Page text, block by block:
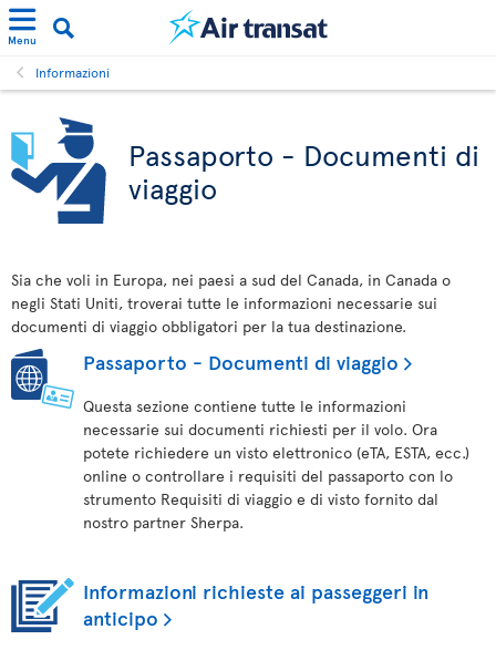
Menu
Informazioni
Passaporto - Documenti di
viaggio
Sia che voli in Europa, nei paesi a sud del Canada, in Canada o
negli Stati Uniti, troverai tutte le informazioni necessarie sui
documenti di viaggio obbligatori per la tua destinazione.
Passaporto - Documenti di viaggio
Questa sezione contiene tutte le informazioni
necessarie sui documenti richiesti per il volo. Ora
potete richiedere un visto elettronico (eTA, ESTA, ecc.)
online o controllare i requisiti del passaporto con lo
strumento Requisiti di viaggio e di visto fornito dal
nostro partner Sherpa.
Informazioni richieste ai passeggeri in
anticipo